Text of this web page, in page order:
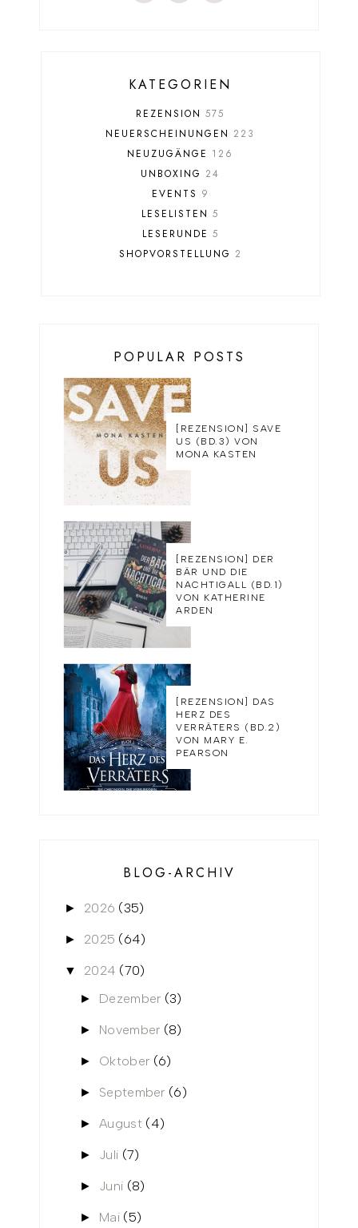
KATEGORIEN
REZENSION 575
NEUERSCHEINUNGEN 223
NEUZUGÄNGE 126
UNBOXING 24
EVENTS 9
LESELISTEN 5
LESERUNDE 5
SHOPVORSTELLUNG 2
POPULAR POSTS
[REZENSION] SAVE
US (BD.3) VON
MONA KASTEN
[REZENSION] DER
BÄR UND DIE
NACHTIGALL (BD.1)
VON KATHERINE
ARDEN
[REZENSION] DAS
HERZ DES
VERRÄTERS (BD.2)
VON MARY E.
PEARSON
BLOG-ARCHIV
► 2026 (35)
► 2025 (64)
▼ 2024 (70)
► Dezember (3)
► November (8)
► Oktober (6)
► September (6)
►August (4)
► Juli (7)
► Juni (8)
► Mai (5)